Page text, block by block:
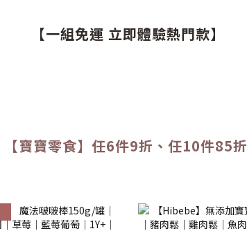
【一組免運 立即體驗熱門款】
【寶寶零食】任6件9折、任10件85折